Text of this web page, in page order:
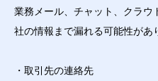
業務メール、チャット、クラ
社の情報まで漏れる可能性があ
・取引先の連絡先